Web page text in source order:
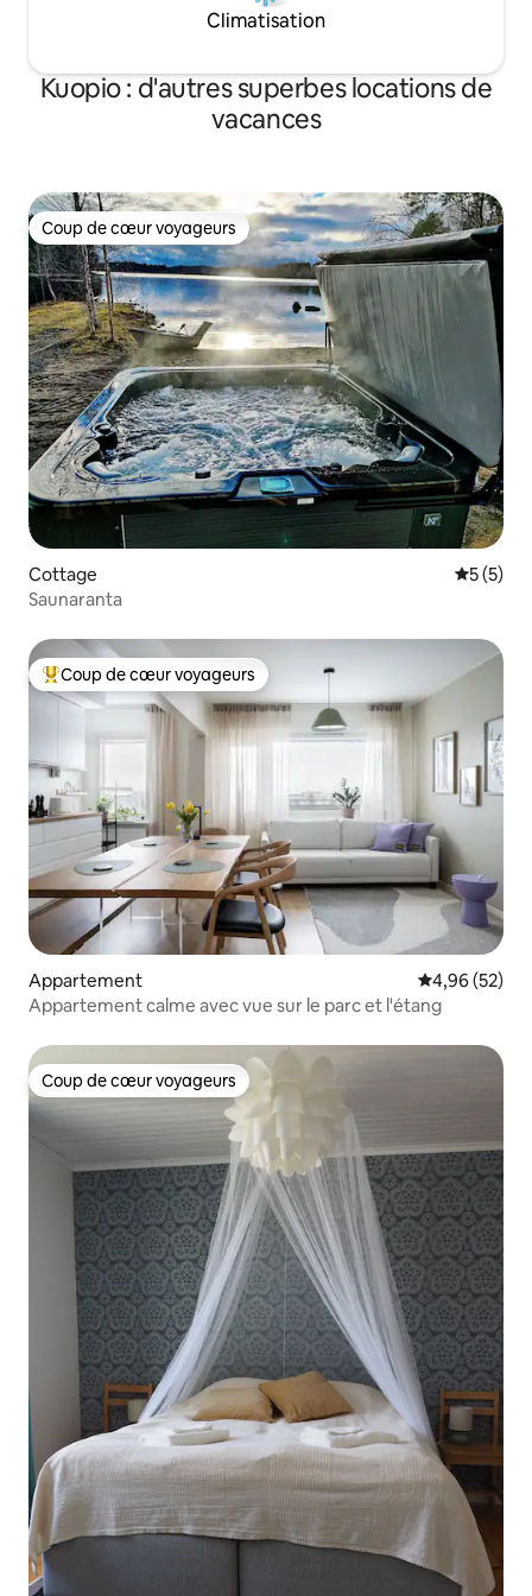
Climatisation
Kuopio : d'autres superbes locations de
vacances
Coup de cœur voyageurs
Coup de cœur voyageurs
Cottage
5 (5)
Saunaranta
Coups de cœur voyageurs les plus appréciés
Coup de cœur voyageurs
Appartement Évaluation
4,96 (52)
Appartement calme avec vue sur le parc et l'étang
Coup de cœur voyageurs
Coup de cœur voyageurs